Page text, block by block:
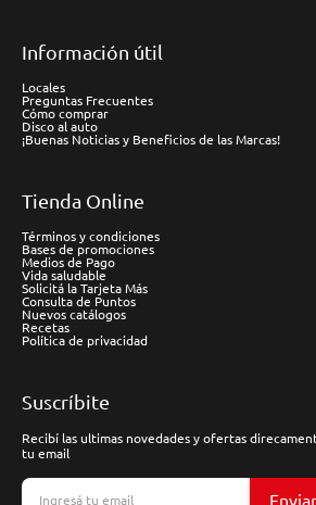
Información útil
Locales
Preguntas Frecuentes
Cómo comprar
Disco al auto
¡Buenas Noticias y Beneficios de las Marcas!
Tienda Online
Términos y condiciones
Bases de promociones
Medios de Pago
Vida saludable
Solicitá la Tarjeta Más
Consulta de Puntos
Nuevos catálogos
Recetas
Política de privacidad
Suscríbite
Recibí las ultimas novedades y ofertas
tu email
Enviar